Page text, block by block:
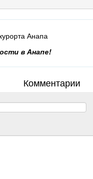
Анапа
в Анапе!
Комментарии